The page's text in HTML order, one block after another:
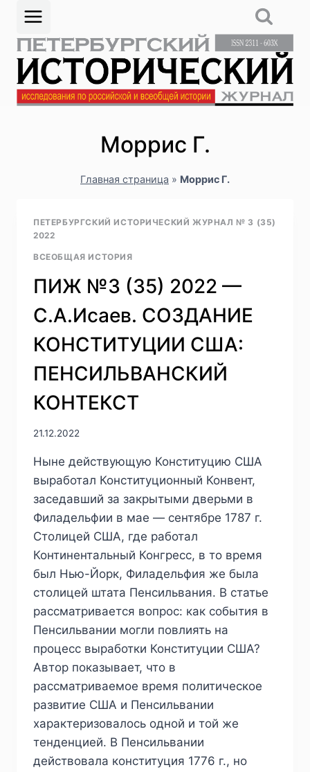
Перейти
содержимому
Моррис Г.
Главная страница » Моррис Г.
ПЕТЕРБУРГСКИЙ ИСТОРИЧЕСКИЙ ЖУРНАЛ № 3 (35)
2022
ВСЕОБЩАЯ ИСТОРИЯ
ПИЖ №3 (35) 2022 —
С.А.Исаев. СОЗДАНИЕ
КОНСТИТУЦИИ США:
ПЕНСИЛЬВАНСКИЙ
КОНТЕКСТ
21.12.2022
Ныне действующую Конституцию США
выработал Конституционный Конвент,
заседавший за закрытыми дверьми в
Филадельфии в мае — сентябре 1787 г.
Столицей США, где работал
Континентальный Конгресс, в то время
был Нью-Йорк, Филадельфия же была
столицей штата Пенсильвания. В статье
рассматривается вопрос: как события в
Пенсильвании могли повлиять на
процесс выработки Конституции США?
Автор показывает, что в
рассматриваемое время политическое
развитие США и Пенсильвании
характеризовалось одной и той же
тенденцией. В Пенсильвании
действовала конституция 1776 г., но